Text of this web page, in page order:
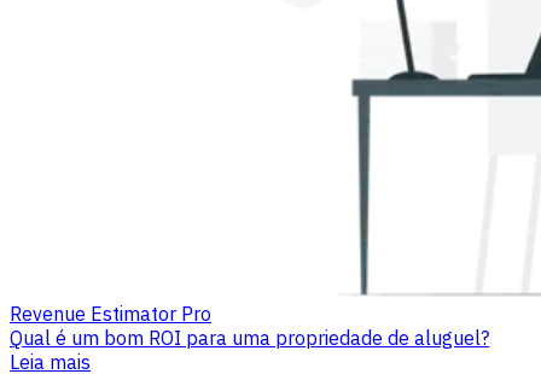
Revenue Estimator Pro
Qual é um bom ROI para uma propriedade de aluguel?
Leia mais